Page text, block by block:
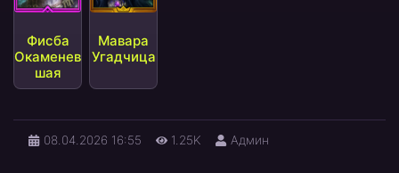
Фисба
Окаменев
шая
Мавара
Угадчица
08.04.2026 16:55 1.25K Админ